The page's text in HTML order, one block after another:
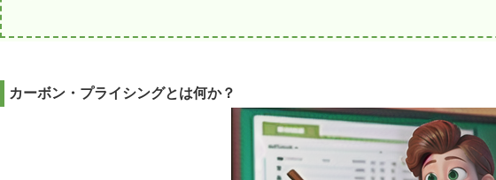
カーボン・プライシングとは何か？